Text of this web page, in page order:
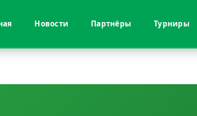
Новости Партнёры Турниры